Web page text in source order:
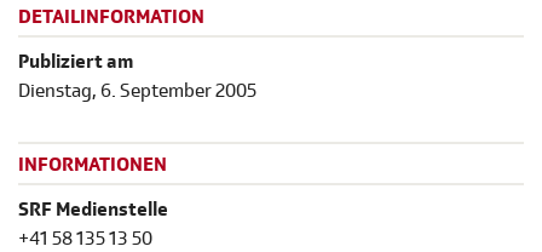
DETAILINFORMATION
Publiziert am
Dienstag, 6. September 2005
INFORMATIONEN
SRF Medienstelle
+41 58 135 13 50